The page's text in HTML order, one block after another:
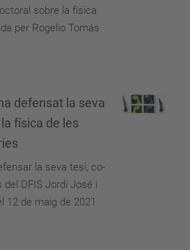
sobre la física
per Rogelio Tomás
defensat la seva
física de les
la seva tesi, co-
DFIS Jordi José i
12 de maig de 2021